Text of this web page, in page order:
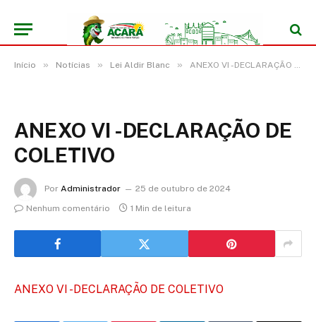
Início » Notícias » Lei Aldir Blanc » ANEXO VI -DECLARAÇÃO DE COLETIVO
ANEXO VI -DECLARAÇÃO DE
COLETIVO
Por Administrador
25 de outubro de 2024
Nenhum comentário
1 Min de leitura
ANEXO VI -DECLARAÇÃO DE COLETIVO